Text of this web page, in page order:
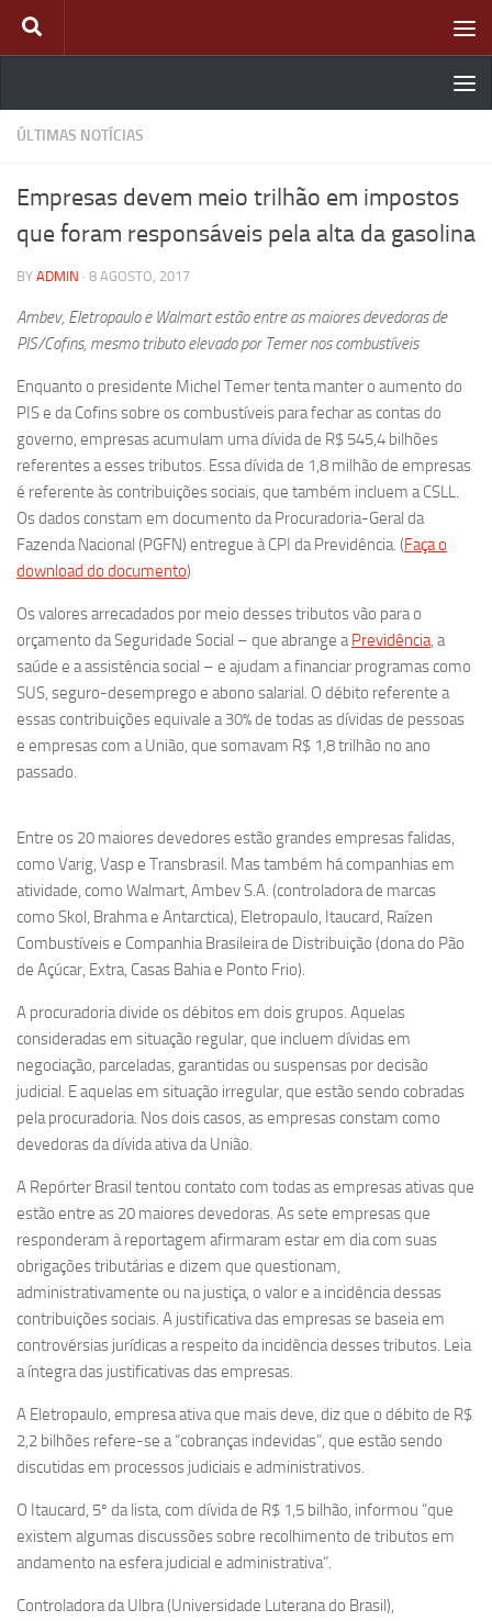
Skip to content
ÚLTIMAS NOTÍCIAS
Empresas devem meio trilhão em impostos
que foram responsáveis pela alta da gasolina
BY ADMIN · 8 AGOSTO, 2017
Ambev, Eletropaulo e Walmart estão entre as maiores devedoras de
PIS/Cofins, mesmo tributo elevado por Temer nos combustíveis
Enquanto o presidente Michel Temer tenta manter o aumento do
PIS e da Cofins sobre os combustíveis para fechar as contas do
governo, empresas acumulam uma dívida de R$ 545,4 bilhões
referentes a esses tributos. Essa dívida de 1,8 milhão de empresas
é referente às contribuições sociais, que também incluem a CSLL.
Os dados constam em documento da Procuradoria-Geral da
Fazenda Nacional (PGFN) entregue à CPI da Previdência. (Faça o
download do documento)
Os valores arrecadados por meio desses tributos vão para o
orçamento da Seguridade Social – que abrange aPrevidência, a
saúde e a assistência social – e ajudam a financiar programas como
SUS, seguro-desemprego e abono salarial. O débito referente a
essas contribuições equivale a 30% de todas as dívidas de pessoas
e empresas com a União, que somavam R$ 1,8 trilhão no ano
passado.
Entre os 20 maiores devedores estão grandes empresas falidas,
como Varig, Vasp e Transbrasil. Mas também há companhias em
atividade, como Walmart, Ambev S.A. (controladora de marcas
como Skol, Brahma e Antarctica), Eletropaulo, Itaucard, Raízen
Combustíveis e Companhia Brasileira de Distribuição (dona do Pão
de Açúcar, Extra, Casas Bahia e Ponto Frio).
A procuradoria divide os débitos em dois grupos. Aquelas
consideradas em situação regular, que incluem dívidas em
negociação, parceladas, garantidas ou suspensas por decisão
judicial. E aquelas em situação irregular, que estão sendo cobradas
pela procuradoria. Nos dois casos, as empresas constam como
devedoras da dívida ativa da União.
A Repórter Brasil tentou contato com todas as empresas ativas que
estão entre as 20 maiores devedoras. As sete empresas que
responderam à reportagem afirmaram estar em dia com suas
obrigações tributárias e dizem que questionam,
administrativamente ou na justiça, o valor e a incidência dessas
contribuições sociais. A justificativa das empresas se baseia em
controvérsias jurídicas a respeito da incidência desses tributos. Leia
a íntegra das justificativas das empresas.
A Eletropaulo, empresa ativa que mais deve, diz que o débito de R$
2,2 bilhões refere-se a “cobranças indevidas”, que estão sendo
discutidas em processos judiciais e administrativos.
O Itaucard, 5º da lista, com dívida de R$ 1,5 bilhão, informou “que
existem algumas discussões sobre recolhimento de tributos em
andamento na esfera judicial e administrativa”.
Controladora da Ulbra (Universidade Luterana do Brasil),